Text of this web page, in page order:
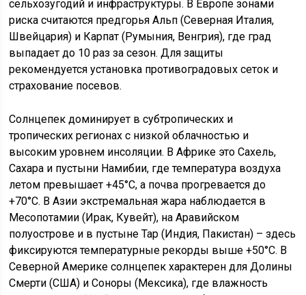
сельхозугодий и инфраструктуры. В Европе зонами
риска считаются предгорья Альп (Северная Италия,
Швейцария) и Карпат (Румыния, Венгрия), где град
выпадает до 10 раз за сезон. Для защиты
рекомендуется установка противоградовых сеток и
страхование посевов.
Солнцепек доминирует в субтропических и
тропических регионах с низкой облачностью и
высоким уровнем инсоляции. В Африке это Сахель,
Сахара и пустыни Намибии, где температура воздуха
летом превышает +45°C, а почва прогревается до
+70°C. В Азии экстремальная жара наблюдается в
Месопотамии (Ирак, Кувейт), на Аравийском
полуострове и в пустыне Тар (Индия, Пакистан) – здесь
фиксируются температурные рекорды выше +50°C. В
Северной Америке солнцепек характерен для Долины
Смерти (США) и Соноры (Мексика), где влажность